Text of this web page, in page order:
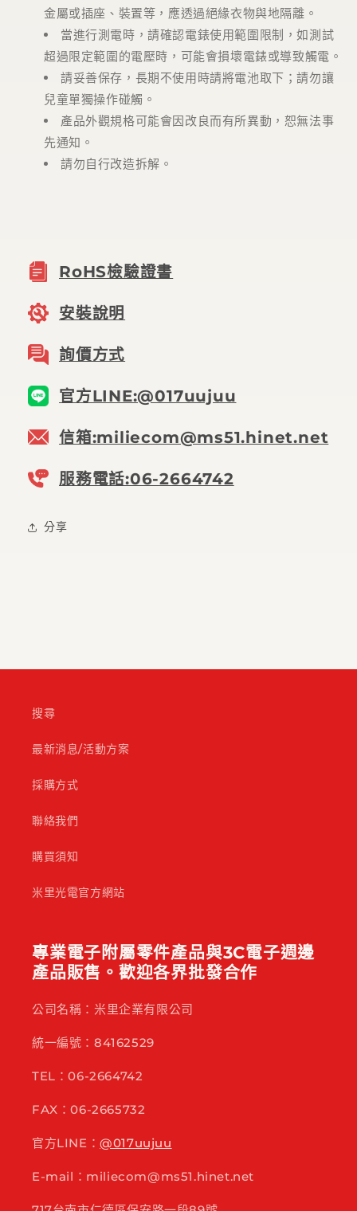
金屬或插座、裝置等，應透過絕緣衣物與地隔離。
當進行測電時，請確認電錶使用範圍限制，如測試
超過限定範圍的電壓時，可能會損壞電錶或導致觸電。
請妥善保存，長期不使用時請將電池取下；請勿讓
兒童單獨操作碰觸。
產品外觀規格可能會因改良而有所異動，恕無法事
先通知。
請勿自行改造拆解。
RoHS檢驗證書
安裝說明
詢價方式
官方LINE:@017uujuu
信箱:miliecom@ms51.hinet.net
服務電話:06-2664742
分享
搜尋
最新消息/活動方案
採購方式
聯絡我們
購買須知
米里光電官方網站
專業電子附屬零件產品與3C電子週邊
產品販售。歡迎各界批發合作
公司名稱：米里企業有限公司
統一編號：84162529
TEL：06-2664742
FAX：06-2665732
官方LINE：@017uujuu
E-mail：miliecom@ms51.hinet.net